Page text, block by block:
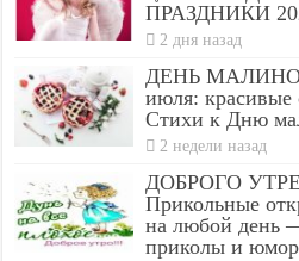
ПРАЗДНИКИ
2 дня назад
ДЕНЬ
июля:
Стихи к Дню
2 недели назад
ДОБРОГО
Прикольные
на любой день
приколы и юмор